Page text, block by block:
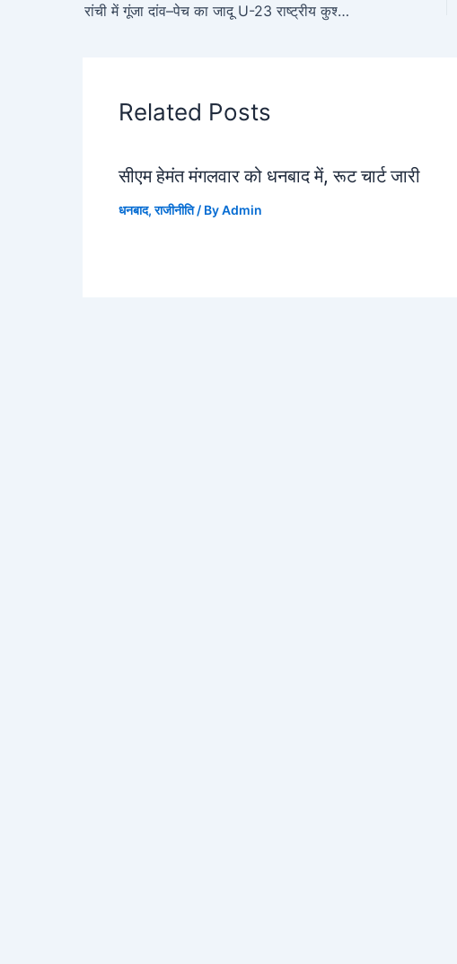
रांची में गूंजा दांव–पेच का जादू U-23 राष्ट्रीय कुश्ती चैंपियनशिप का धमाकेदार आगाज 850 पहलवानों के बीच 30 स्वर्ण पर निगाहें
Related Posts
सीएम हेमंत मंगलवार को धनबाद में, रूट चार्ट जारी
धनबाद,राजीनीति/ ByAdmin